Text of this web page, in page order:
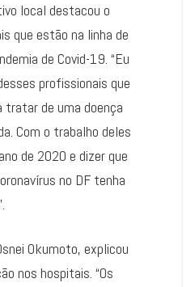
local destacou o
que estão na linha de
de Covid-19. “Eu
profissionais que
tratar de uma doença
Com o trabalho deles
de 2020 e dizer que
no DF tenha
Okumoto, explicou
nos hospitais. “Os